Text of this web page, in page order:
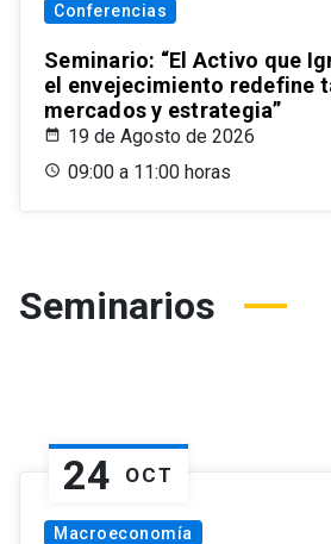
Conferencias
Seminario: “El Activo que
el envejecimiento redefine
mercados y estrategia”
19 de Agosto de 2026
09:00 a 11:00 horas
Seminarios
24 OCT
Macroeconomía